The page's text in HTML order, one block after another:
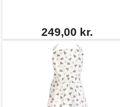
249,00 kr.